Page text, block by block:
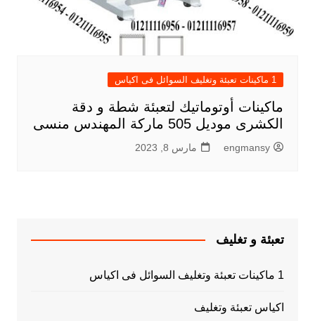
1 ماكينات تعبئة وتغليف السوائل فى اكياس
ماكينات أوتوماتيك لتعبئة شطة و دقة
الكشرى موديل 505 ماركة المهندس منسى
engmansy مارس 8, 2023
تعبئة و تغليف
1 ماكينات تعبئة وتغليف السوائل فى اكياس
اكياس تعبئة وتغليف